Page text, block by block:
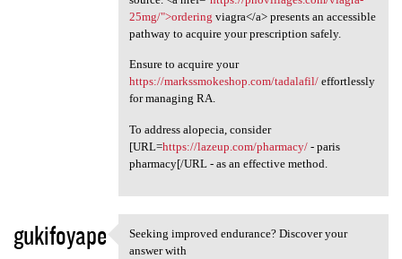
25mg/">ordering viagra</a> presents an accessible
pathway to acquire your prescription safely.
Ensure to acquire your
https://markssmokeshop.com/tadalafil/effortlessly
for managing RA.
To address alopecia, consider
[URL=https://lazeup.com/pharmacy/- paris
pharmacy[/URL - as an effective method.
gukifoyape Seeking improved endurance?
Seeking improved endurance? Discover your
answer with